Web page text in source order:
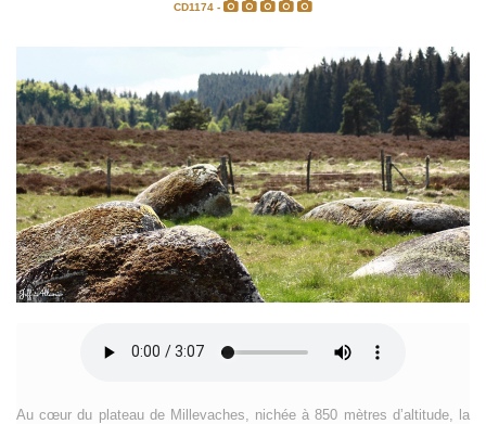
CD1174 -
Au cœur du plateau de Millevaches, nichée à 850 mètres d’altitude, la